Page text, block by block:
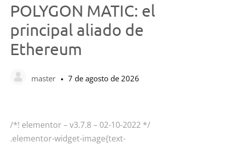
POLYGON MATIC: el
principal aliado de
Ethereum
master 7 de agosto de 2026
/*! elementor – v3.7.8 – 02-10-2022 */
.elementor-widget-image{text-